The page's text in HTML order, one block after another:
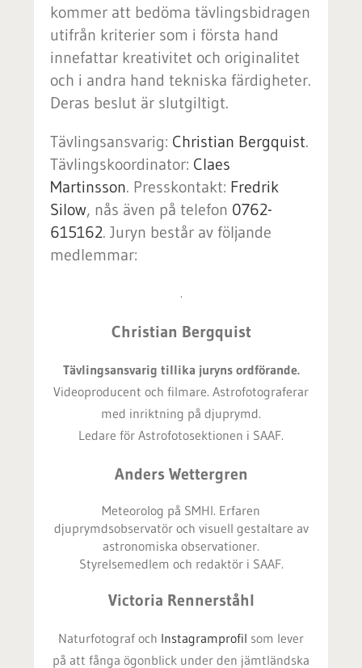
kommer att bedöma tävlingsbidragen
utifrån kriterier som i första hand
innefattar kreativitet och originalitet
och i andra hand tekniska färdigheter.
Deras beslut är slutgiltigt.
Tävlingsansvarig: Christian Bergquist.
Tävlingskoordinator: Claes
Martinsson. Presskontakt: Fredrik
Silow, nås även på telefon 0762-
615162. Juryn består av följande
medlemmar:
.
Christian Bergquist
Tävlingsansvarig tillika juryns ordförande.
Videoproducent och filmare. Astrofotograferar
med inriktning på djuprymd.
Ledare för Astrofotosektionen i SAAF.
Anders Wettergren
Meteorolog på SMHI. Erfaren
djuprymdsobservatör och visuell gestaltare av
astronomiska observationer.
Styrelsemedlem och redaktör i SAAF.
Victoria Rennerståhl
Naturfotograf och Instagramprofil som lever
på att fånga ögonblick under den jämtländska